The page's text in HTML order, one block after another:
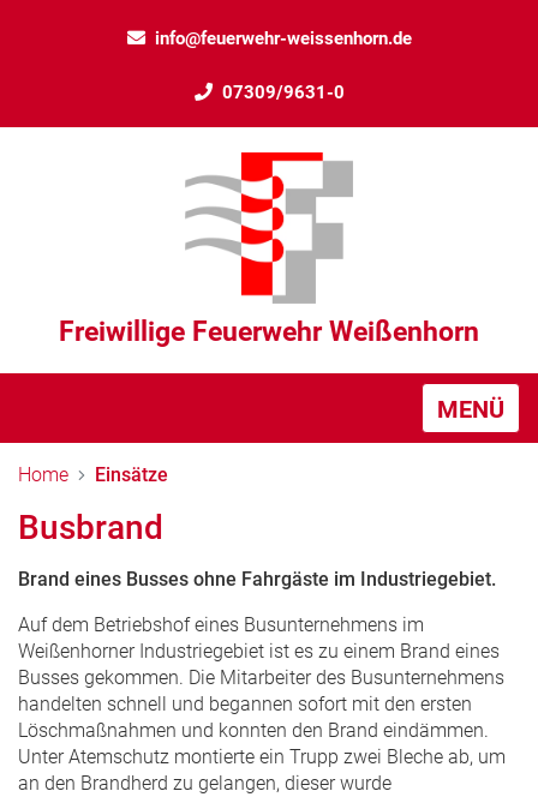
info@feuerwehr-weissenhorn.de
07309/9631-0
Freiwillige Feuerwehr Weißenhorn
MENÜ
Home Einsätze
Busbrand
Brand eines Busses ohne Fahrgäste im Industriegebiet.
Auf dem Betriebshof eines Busunternehmens im
Weißenhorner Industriegebiet ist es zu einem Brand eines
Busses gekommen. Die Mitarbeiter des Busunternehmens
handelten schnell und begannen sofort mit den ersten
Löschmaßnahmen und konnten den Brand eindämmen.
Unter Atemschutz montierte ein Trupp zwei Bleche ab, um
an den Brandherd zu gelangen, dieser wurde